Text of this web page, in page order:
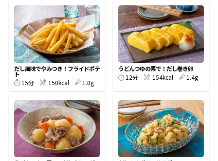
楽チン屋® ストレートつゆ
レシピ特設サイト
割烹白だしレシピ特集
だし巻き卵特集
かつおだしが決め手！簡単茶碗蒸し
だし風味でやみつき！フライドポテ
ト
15分
150kcal 1.0g
うどんつゆの素で！だし巻き卵
12分
154kcal 1.4g